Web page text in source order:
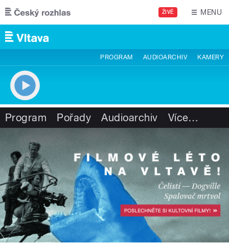
Přejít k hlavnímu obsahu
ŽIVĚ MENU
PROGRAM AUDIOARCHIV KAMERY
Program Pořady Audioarchiv Více…